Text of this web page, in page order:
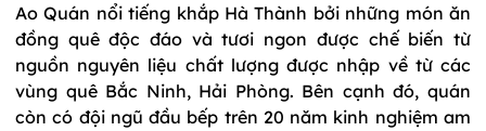
Ao Quán nổi tiếng khắp Hà Thành bởi những món ăn
đồng quê độc đáo và tươi ngon được chế biến từ
nguồn nguyên liệu chất lượng được nhập về từ các
vùng quê Bắc Ninh, Hải Phòng. Bên cạnh đó, quán
còn có đội ngũ đầu bếp trên 20 năm kinh nghiệm am